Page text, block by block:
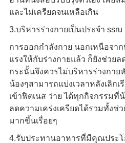
และไม่เครียดจนเหลือเกิน
3.บริหารร่างกายเป็นประจำ ssru
การออกกำลังกาย นอกเหนือจา
แรงให้กับร่างกายแล้ว ก็ยังช่วย
กระนั้นจึงควรไม่บริหารร่างกาย
น้องๆสามารถแบ่งเวลาหลังเลิก
เข้าฟิตเนส ว่าย ได้ทุกกิจกรรมที่
ลดความเคร่งเครียดได้รวมทั้งช่
มากขึ้นเรื่อยๆ
4.รับประทานอาหารที่มีคุณประ